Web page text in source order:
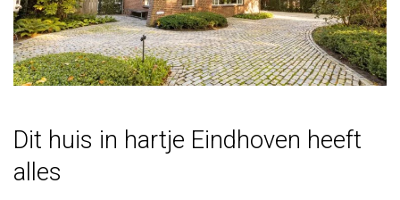
Dit huis in hartje Eindhoven heeft
alles